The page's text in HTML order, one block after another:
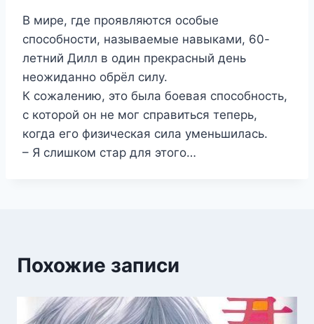
В мире, где проявляются особые
способности, называемые навыками, 60-
летний Дилл в один прекрасный день
неожиданно обрёл силу.
К сожалению, это была боевая способность,
с которой он не мог справиться теперь,
когда его физическая сила уменьшилась.
– Я слишком стар для этого…
Похожие записи